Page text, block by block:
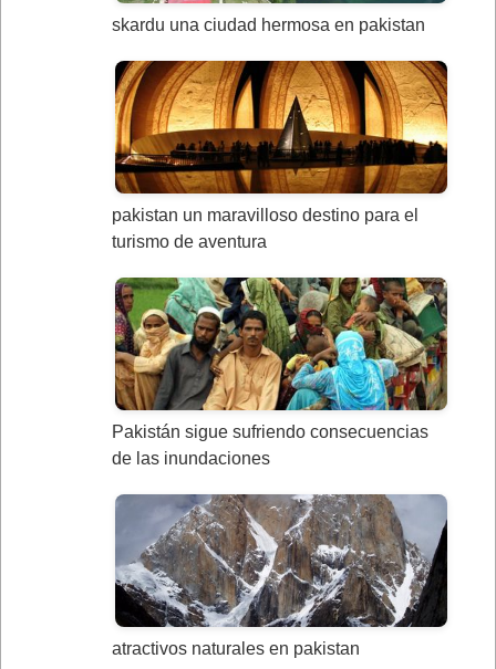
skardu una ciudad hermosa en pakistan
pakistan un maravilloso destino para el
turismo de aventura
Pakistán sigue sufriendo consecuencias
de las inundaciones
atractivos naturales en pakistan